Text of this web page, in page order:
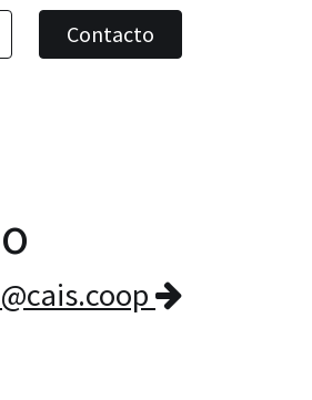
Contacto